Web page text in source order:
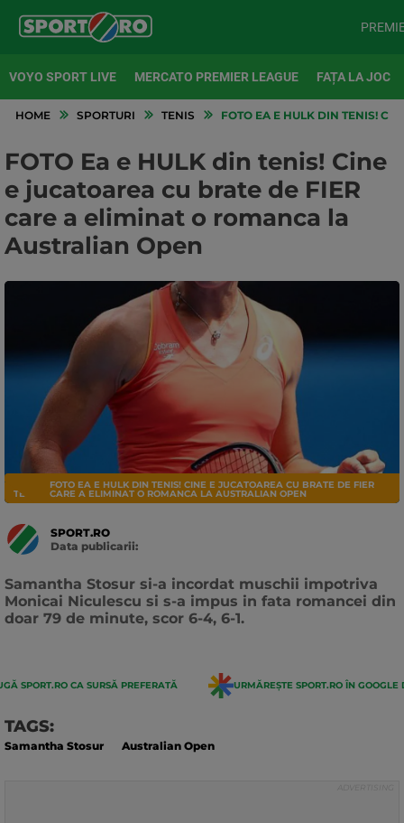
VOYO SPORT LIVE MERCATO PREMIER LEAGUE FAȚA LA JOC
HOME SPORTURI TENIS FOTO EA E HULK DIN TENIS!
FOTO Ea e HULK din tenis! Cine
e jucatoarea cu brate de FIER
care a eliminat o romanca la
Australian Open
TENIS
FOTO EA E HULK DIN TENIS! CINE E JUCATOAREA CU BRATE DE FIER
CARE A ELIMINAT O ROMANCA LA AUSTRALIAN OPEN
SPORT.RO
Data publicarii:
Samantha Stosur si-a incordat muschii impotriva
Monicai Niculescu si s-a impus in fata romancei din
doar 79 de minute, scor 6-4, 6-1.
SPORT.RO CA SURSĂ PREFERATĂ URMĂREȘTE SPORT.RO ÎN GOOGLE
TAGS:
Samantha Stosur Australian Open